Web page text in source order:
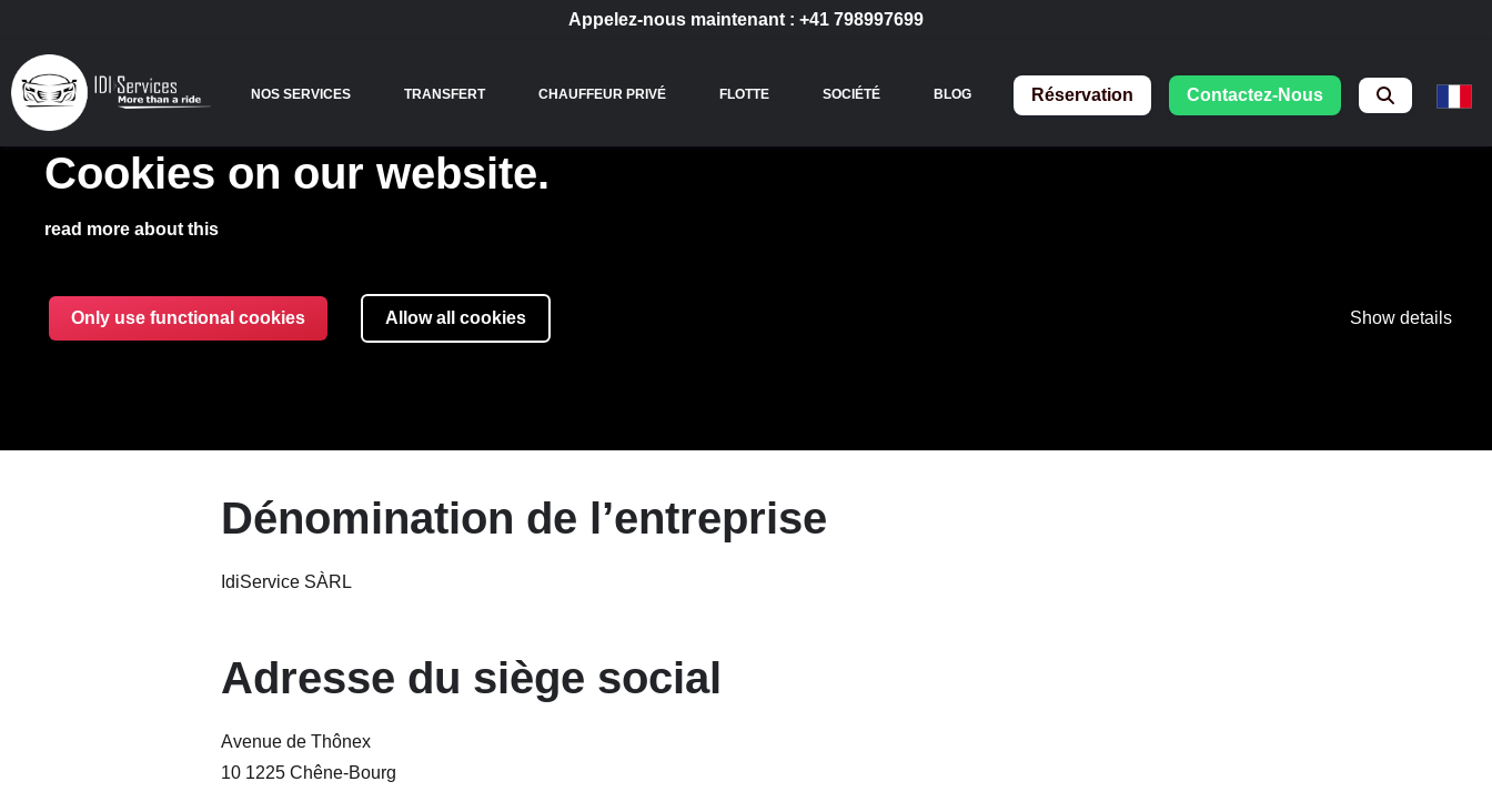
Appelez-nous maintenant : +41 798997699
NOS SERVICES TRANSFERT CHAUFFEUR PRIVÉ FLOTTE SOCIÉTÉ BLOG Réservation Contactez-Nous
MENTIONS LÉGALES
Coordonnées du propriétaire du site
Dénomination de l’entreprise
IdiService SÀRL
Adresse du siège social
Avenue de Thônex
10 1225 Chêne-Bourg
Cookies on our website.
read more about this
Only use functional cookies Allow all cookies Show details